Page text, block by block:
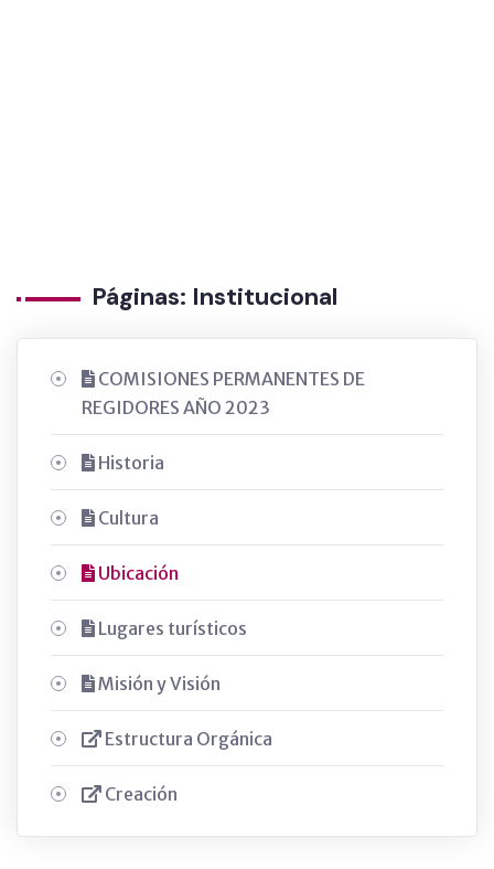
Páginas: Institucional
COMISIONES PERMANENTES DE
REGIDORES AÑO 2023
Historia
Cultura
Ubicación
Lugares turísticos
Misión y Visión
Estructura Orgánica
Creación